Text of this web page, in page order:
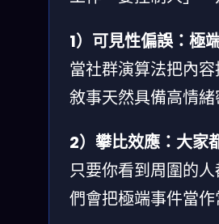
1）可見性偏誤：極
當社群演算法把內
敘事天然具備高情
2）攀比效應：大家
只要你看到周圍的
們會把極端事件當